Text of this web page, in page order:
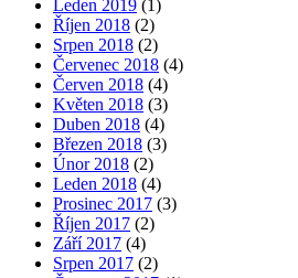
Leden 2019 (1)
Říjen 2018 (2)
Srpen 2018 (2)
Červenec 2018 (4)
Červen 2018 (4)
Květen 2018 (3)
Duben 2018 (4)
Březen 2018 (3)
Únor 2018 (2)
Leden 2018 (4)
Prosinec 2017 (3)
Říjen 2017 (2)
Září 2017 (4)
Srpen 2017 (2)